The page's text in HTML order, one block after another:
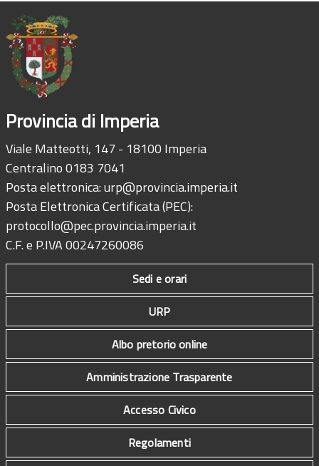
Provincia di Imperia
Viale Matteotti, 147 - 18100 Imperia
Centralino 0183 7041
Posta elettronica:urp@provincia.imperia.it
Posta Elettronica Certificata (PEC):
protocollo@pec.provincia.imperia.it
C.F. e P.IVA 00247260086
Sedi e orari
URP
Albo pretorio online
Amministrazione Trasparente
Accesso Civico
Regolamenti